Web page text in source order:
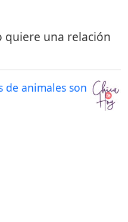
quiere una relación